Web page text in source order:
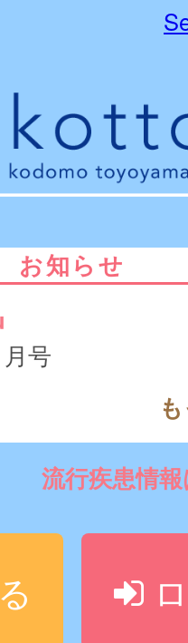
お知らせ
号
流行疾患情